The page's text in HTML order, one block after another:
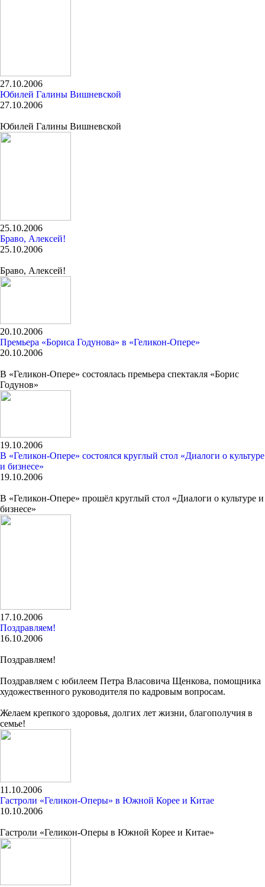
27.10.2006
Юбилей Галины Вишневской
27.10.2006
Юбилей Галины Вишневской
25.10.2006
Браво, Алексей!
25.10.2006
Браво, Алексей!
20.10.2006
Премьера «Бориса Годунова» в «Геликон-Опере»
20.10.2006
В «Геликон-Опере» состоялась премьера спектакля «Борис
Годунов»
19.10.2006
В «Геликон-Опере» состоялся круглый стол «Диалоги о культуре
и бизнесе»
19.10.2006
В «Геликон-Опере» прошёл круглый стол «Диалоги о культуре и
бизнесе»
17.10.2006
Поздравляем!
16.10.2006
Поздравляем!
Поздравляем с юбилеем Петра Власовича Щенкова, помощника
художественного руководителя по кадровым вопросам.
Желаем крепкого здоровья, долгих лет жизни, благополучия в
семье!
11.10.2006
Гастроли «Геликон-Оперы» в Южной Корее и Китае
10.10.2006
Гастроли «Геликон-Оперы в Южной Корее и Китае»